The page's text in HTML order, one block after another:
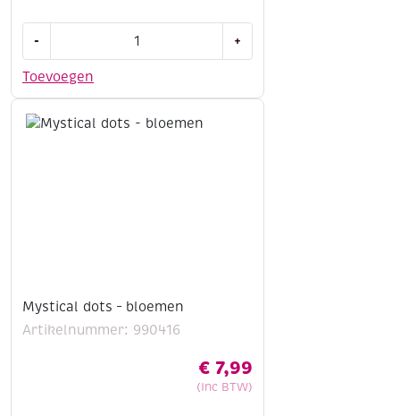
Toevoegen
-
-
+
Mystical dots – bloemen
Artikelnummer: 990416
€ 7,99
(Inc BTW)